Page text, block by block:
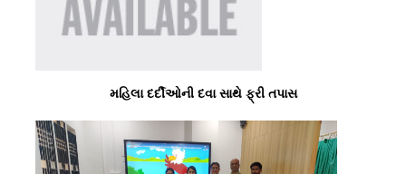
મહિલા દર્દીઓની દવા સાથે ફ્રી તપાસ